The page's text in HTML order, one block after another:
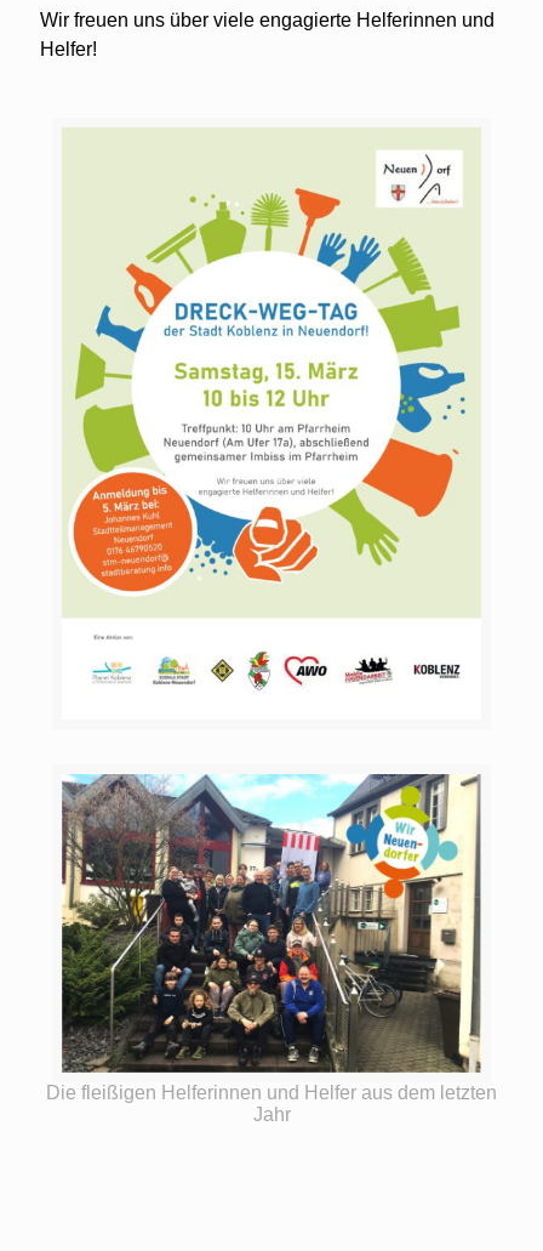
Wir freuen uns über viele engagierte Helferinnen und
Helfer!
Die fleißigen Helferinnen und Helfer aus dem letzten
Jahr